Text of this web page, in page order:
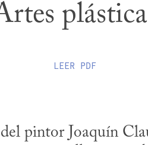
LEER PDF
pintor Joaquín